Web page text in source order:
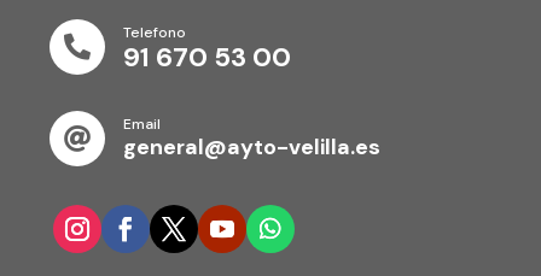

Telefono
91 670 53 00

Email
general@ayto-velilla.es